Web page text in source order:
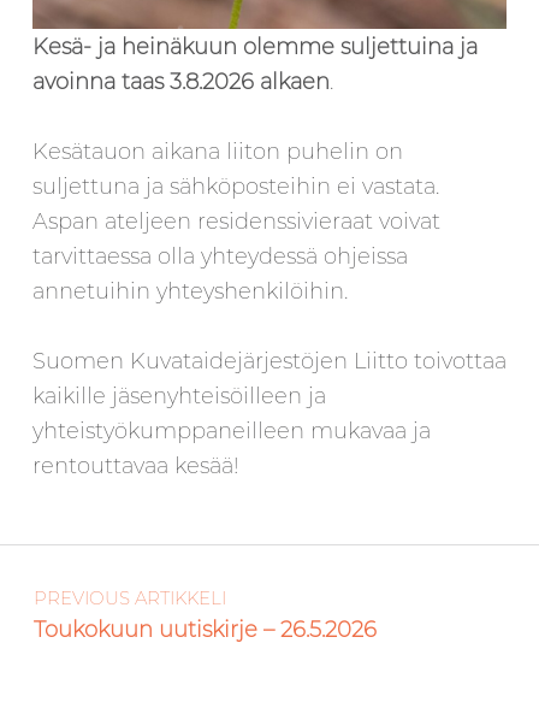
Kesä- ja heinäkuun olemme suljettuina ja
avoinna taas 3.8.2026 alkaen.
Kesätauon aikana liiton puhelin on
suljettuna ja sähköposteihin ei vastata.
Aspan ateljeen residenssivieraat voivat
tarvittaessa olla yhteydessä ohjeissa
annetuihin yhteyshenkilöihin.
Suomen Kuvataidejärjestöjen Liitto toivottaa
kaikille jäsenyhteisöilleen ja
yhteistyökumppaneilleen mukavaa ja
rentouttavaa kesää!
Skip back to main navigation
Artikkelien selaus
PREVIOUS ARTIKKELI
Toukokuun uutiskirje – 26.5.2026